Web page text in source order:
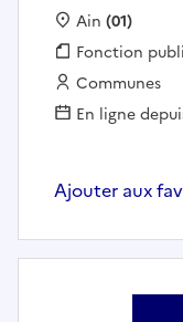
Localisation :
Ain (01)
Fonction
Fonction
Employeur :
Communes
En ligne
Ajouter aux